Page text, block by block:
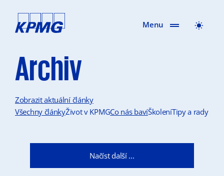
Menu
Archiv
Zobrazit aktuální články
Všechny článkyŽivot v KPMGCo nás bavíŠkoleníTipy a rady
Načíst další ...